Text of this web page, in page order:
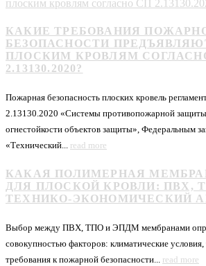
КАКИЕ ТРЕБОВАНИЯ
БЕЗОПАСНОСТИ
ПЛОСКИМ КРОВЛЯМ
2.13130.2020?
Пожарная безопасность плоских кровель
2.13130.2020 «Системы противопожарной
огнестойкости объектов защиты», Федеральным
«Технический... read more
КАКАЯ ПОЛИМЕРНАЯ
ДЛЯ ПЛОСКОЙ КРОВЛИ: ПВХ,
ТЕХНИКО-ЭКОНОМИЧЕСКИЙ
Выбор между ПВХ, ТПО и ЭПДМ мембранами
совокупностью факторов: климатические
требования к пожарной безопасности... read more